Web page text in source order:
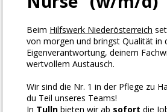
Jobs in Graz
Jobs in Linz
Jobs in Salzburg
Jobs in Klagenfurt